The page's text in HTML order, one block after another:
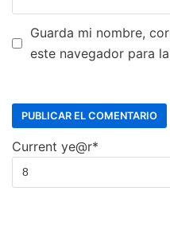
Guarda mi nombre,
este navegador para
Current ye@r*